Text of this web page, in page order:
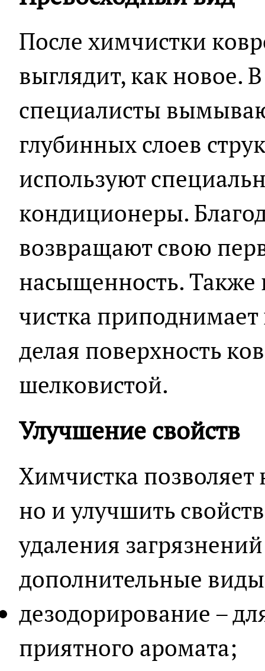
После химчистки
выглядит, как новое.
специалисты
глубинных слоев
используют
кондиционеры.
возвращают свою
насыщенность. Также
чистка
делая поверхность
шелковистой.
Улучшение свойств
Химчистка позволяет
но и улучшить
удаления
дополнительные
дезодорирование –
приятного аромата;